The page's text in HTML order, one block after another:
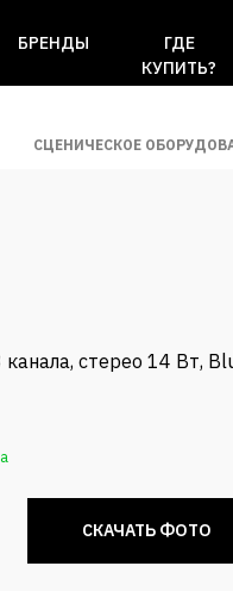
БРЕНДЫ
ГДЕ
КУПИТЬ?
СЦЕНИЧЕСКОЕ
канала, стерео 14 Вт,
СКАЧАТЬ ФОТО